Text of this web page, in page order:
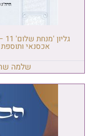
אכסנאי
שלמה